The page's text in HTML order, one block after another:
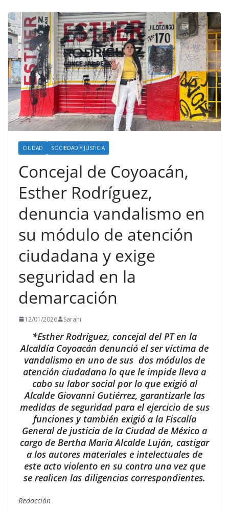
CIUDAD SOCIEDAD Y JUSTICIA
Concejal de Coyoacán,
Esther Rodríguez,
denuncia vandalismo en
su módulo de atención
ciudadana y exige
seguridad en la
demarcación
12/01/2026 Sarahi
*Esther Rodríguez, concejal del PT en la
Alcaldía Coyoacán denunció el ser víctima de
vandalismo en uno de sus dos módulos de
atención ciudadana lo que le impide lleva a
cabo su labor social por lo que exigió al
Alcalde Giovanni Gutiérrez, garantizarle las
medidas de seguridad para el ejercicio de sus
funciones y también exigió a la Fiscalía
General de justicia de la Ciudad de México a
cargo de Bertha María Alcalde Luján, castigar
a los autores materiales e intelectuales de
este acto violento en su contra una vez que
se realicen las diligencias correspondientes.
Redacción